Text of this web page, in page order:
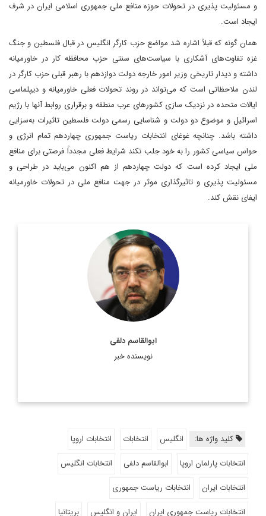
و مسئولیت پذیری در تحولات حوزه منافع ملی جمهوری اسلامی ایران در شرف
ایجاد است.
همان گونه که قبلاً اشاره شد مواضع حزب کارگر انگلیس در قبال فلسطین و جنگ
غزه تفاوت‌های آشکاری با سیاست‌های سنتی حزب محافظه کار در خاورمیانه
داشته و دیدار تاریخی وزیر امور خارجه دولت دوازدهم با رهبر قبلی حزب کارگر در
لندن ملاحظاتی است که می‌تواند در روند تحولات فعلی خاورمیانه و دیپلماسی
ایالات متحده در نزدیک سازی کشورهای عرب منطقه و برقراری روابط آنها با رژیم
اسرائیل و موضوع دو دولت و شناسایی رسمی دولت فلسطین تاثیرات به‌سزایی
داشته باشد. چنانچه غوغای انتخابات ریاست جمهوری چهاردهم تمام انرژی و
حواس سیاسی کشور را به خود جلب نکند شرایط فعلی مجدداً فرصتی برای منافع
ملی ایجاد کرده است که دولت چهاردهم از هم اکنون می‌باید در طراحی و
مسئولیت پذیری و تاثیرگذاری موثر در جهت منافع ملی در تحولات خاورمیانه
ایفای نقش کند.
ابوالقاسم دلفی
نویسنده خبر
سفیر پیشین ایران در فرانسه و کارشناس مسائل بین المللی و اروپا.
وی همچنین سابقه سفارت در شیلی، کلمبیا و صربستان را نیز در
کارنامه دیپلماتیک خود دارد.
اطلاعات بیشتر
کلید واژه ها: انگلیس انتخابات
انتخابات اروپا
انتخابات پارلمان اروپا
ابوالقاسم دلفی
انتخابات انگلیس
انتخابات ایران
انتخابات ریاست جمهوری
انتخابات ریاست جمهوری ایران
ایران و انگلیس
بریتانیا